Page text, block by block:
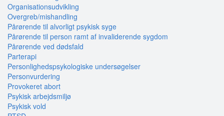
Organisationsudvikling
Overgreb/mishandling
Pårørende til alvorligt psykisk syge
Pårørende til person ramt af invaliderende sygdom
Pårørende ved dødsfald
Parterapi
Personlighedspsykologiske undersøgelser
Personvurdering
Provokeret abort
Psykisk arbejdsmiljø
Psykisk vold